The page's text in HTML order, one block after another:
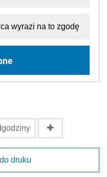
wyrazi na to zgodę
druku